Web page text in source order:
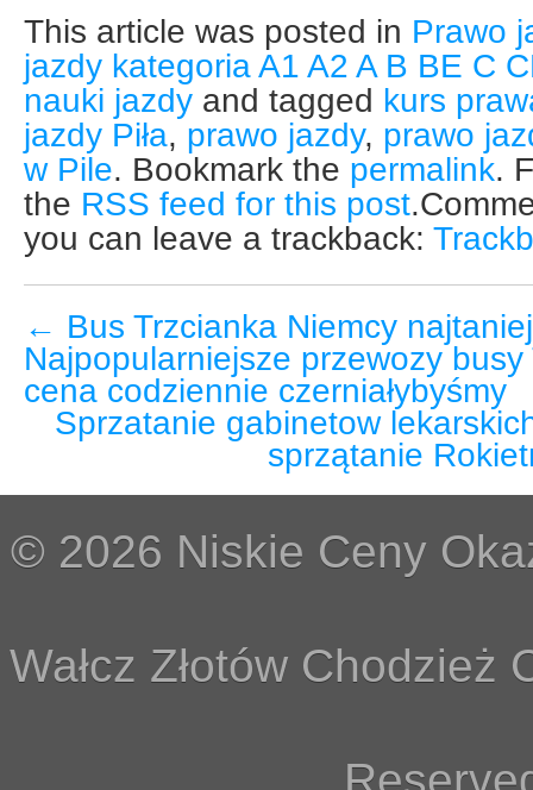
This article was posted in Prawo
jazdy kategoria A1 A2 A B BE C
nauki jazdyand tagged kurs
jazdy Piła, prawo jazdy, prawo
w Pile. Bookmark the permalink.
the RSS feed for this post
you can leave a trackback:
← Bus Trzcianka Niemcy
Najpopularniejsze przewozy
cena codziennie czerniałybyśmy
Sprzatanie gabinetow
sprzątanie
© 2026 Niskie Ceny
Wałcz Złotów